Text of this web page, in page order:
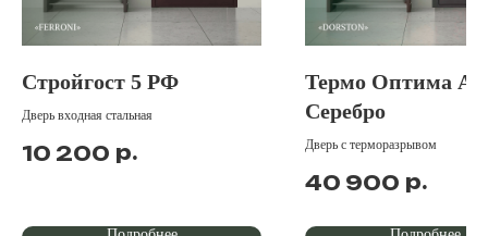
Стройгост 5 РФ
Дверь входная стальная
10 200 р.
Термо Оптима
Серебро
Дверь с терморазрывом
40 900 р.